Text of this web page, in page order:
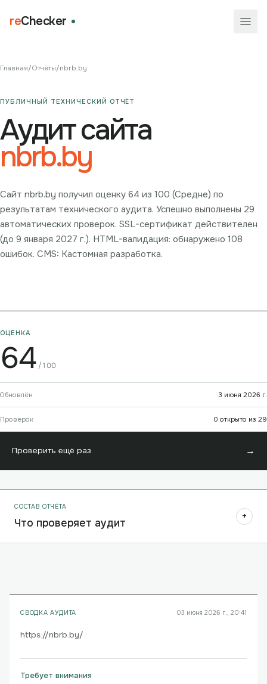
reChecker
Главная/Отчёты/nbrb.by
ПУБЛИЧНЫЙ ТЕХНИЧЕСКИЙ ОТЧЁТ
Аудит сайта
nbrb.by
Сайт nbrb.by получил оценку 64 из 100 (Средне) по
результатам технического аудита. Успешно выполнены 29
автоматических проверок. SSL-сертификат действителен
(до 9 января 2027 г.). HTML-валидация: обнаружено 108
ошибок. CMS: Кастомная разработка.
ОЦЕНКА
64 /100
Обновлён 3 июня 2026 г.
Проверок 0 открыто из 29
Проверить ещё раз →
СОСТАВ ОТЧЁТА
Что проверяет аудит +
СВОДКА АУДИТА 03 июня 2026 г., 20:41
https://nbrb.by/
Требует внимания